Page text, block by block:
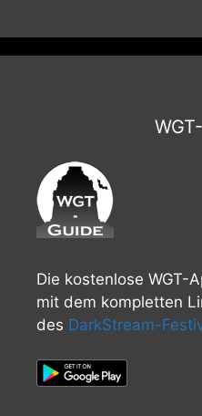
Die kostenlose WGT-
mit dem kompletten
des DarkStream-